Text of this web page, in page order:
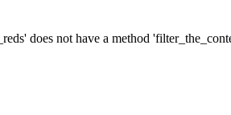
does not have a method